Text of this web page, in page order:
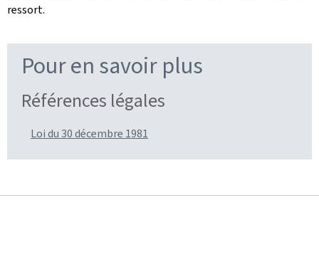
ressort.
Pour en savoir plus
Références légales
Loi du 30 décembre 1981